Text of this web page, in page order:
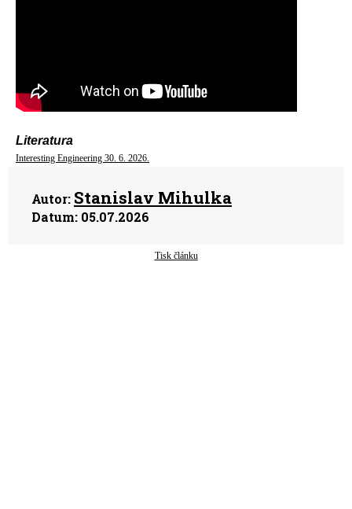
Literatura
Interesting Engineering 30. 6. 2026.
Autor: Stanislav Mihulka
Datum: 05.07.2026
Tisk článku